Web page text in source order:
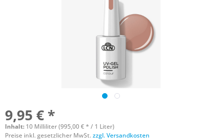
9,95 € *
Inhalt: 10 Milliliter (995,00 € * / 1 Liter)
Preise inkl. gesetzlicher MwSt.zzgl. Versandkosten